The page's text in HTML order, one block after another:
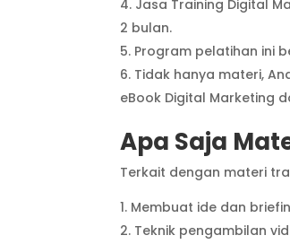
Jasa Training Digital
2 bulan.
Program pelatihan ini
Tidak hanya materi,
eBook Digital Marketing
Apa Saja
Terkait dengan materi
Membuat ide dan
Teknik pengambilan